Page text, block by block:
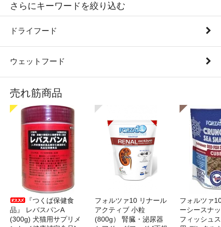
さらにキーワードを絞り込む
ドライフード
ウェットフード
売れ筋商品
『つくば保健食
品』 レバスパンA
(300g) 犬猫用サプリメ
フォルツァ10 リナール
アクティブ 小粒
(800g） 腎臓・泌尿器
フォルツァ
ーシースナ
フィッシュ